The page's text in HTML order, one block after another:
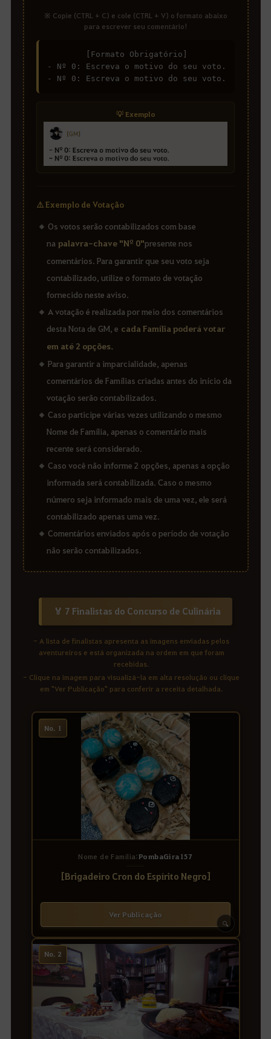
※ Copie (CTRL + C) e cole (CTRL + V) o formato abaixo
para escrever seu comentário!
[Formato Obrigatório]
- Nº 0: Escreva o motivo do seu voto.
- Nº 0: Escreva o motivo do seu voto.
💡 Exemplo
⚠️ Exemplo de Votação
Os votos serão contabilizados com base
na palavra-chave "Nº 0"presente nos
comentários. Para garantir que seu voto seja
contabilizado, utilize o formato de votação
fornecido neste aviso.
A votação é realizada por meio dos comentários
desta Nota de GM, e cada Família poderá votar
em até 2 opções.
Para garantir a imparcialidade, apenas
comentários de Famílias criadas antes do início da
votação serão contabilizados.
Caso participe várias vezes utilizando o mesmo
Nome de Família, apenas o comentário mais
recente será considerado.
Caso você não informe 2 opções, apenas a opção
informada será contabilizada. Caso o mesmo
número seja informado mais de uma vez, ele será
contabilizado apenas uma vez.
Comentários enviados após o período de votação
não serão contabilizados.
🏅 7 Finalistas do Concurso de Culinária
- A lista de finalistas apresenta as imagens enviadas pelos
aventureiros e está organizada na ordem em que foram
recebidas.
- Clique na imagem para visualizá-la em alta resolução ou clique
em "Ver Publicação" para conferir a receita detalhada.
No. 1
🔍
Nome de Família:PombaGira157
[Brigadeiro Cron do Espírito Negro]
Ver Publicação
No. 2